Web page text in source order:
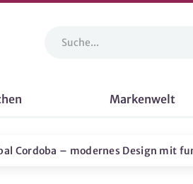
Markenwelt
Cordoba – modernes Design mit